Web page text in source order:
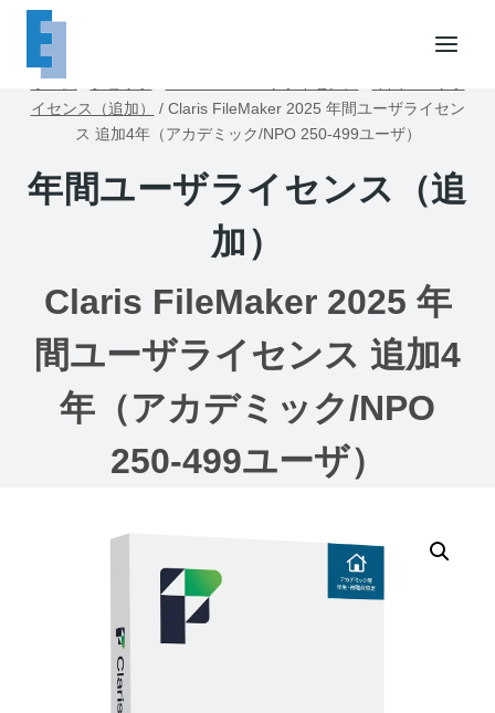
ホーム
イセンス（追加）
/ Claris FileMaker 2025 年間ユーザライセン
ス 追加4年（アカデミック/NPO 250-499ユーザ）
年間ユーザライセンス（追
加）
Claris FileMaker 2025 年
間ユーザライセンス 追加4
年（アカデミック/NPO
250-499ユーザ）